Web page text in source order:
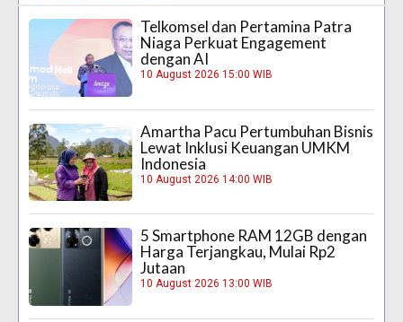
Telkomsel dan Pertamina Patra
Niaga Perkuat Engagement
dengan AI
10 August 2026 15:00 WIB
Amartha Pacu Pertumbuhan Bisnis
Lewat Inklusi Keuangan UMKM
Indonesia
10 August 2026 14:00 WIB
5 Smartphone RAM 12GB dengan
Harga Terjangkau, Mulai Rp2
Jutaan
10 August 2026 13:00 WIB